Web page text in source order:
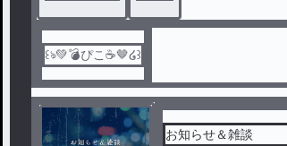
꒰ঌ‪💚💣ぴこ☕🤎໒꒱
お知らせ＆雑談